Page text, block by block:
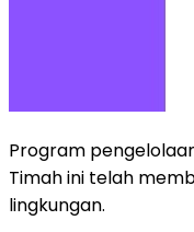
Program
Timah ini telah
lingkungan.